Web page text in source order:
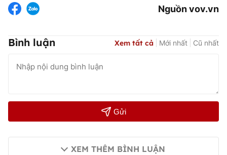
Nguồn vov.vn
Bình luận Xem tất cả Mới nhất Cũ nhất
Gửi
XEM THÊM BÌNH LUẬN